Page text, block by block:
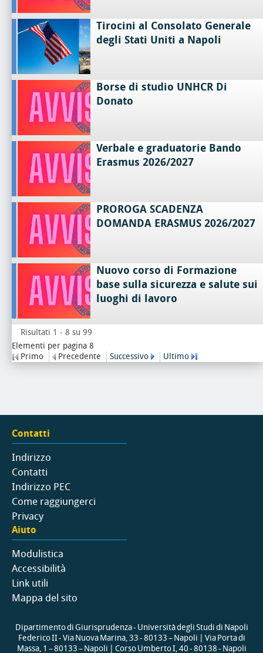
Tirocini al Consolato Generale
degli Stati Uniti a Napoli
Borse di studio UNHCR Di
Donato
Verbale e graduatorie Bando
Erasmus 2026/2027
PROROGA SCADENZA
DOMANDA ERASMUS 2026/2027
Nuovo corso di Formazione
base sulla sicurezza e salute sui
luoghi di lavoro
Risultati 1 - 8 su 99
Elementi per pagina 8
Primo
Precedente Successivo Ultimo
Contatti
Indirizzo
Contatti
Indirizzo PEC
Come raggiungerci
Privacy
Aiuto
Modulistica
Accessibilità
Link utili
Mappa del sito
Dipartimento di Giurisprudenza - Università degli Studi di Napoli
Federico II - Via Nuova Marina, 33 - 80133 – Napoli | Via Porta di
Massa, 1 – 80133 – Napoli | Corso Umberto I, 40 - 80138 - Napoli